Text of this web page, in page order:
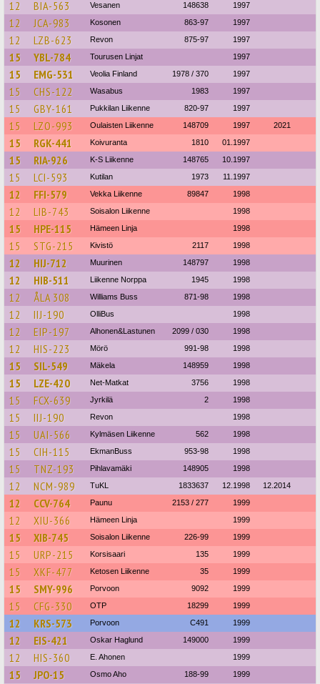
12 BIA-563 Vesanen 148638 1997
12 JCA-983 Kosonen 863-97 1997
12 LZB-623 Revon 875-97 1997
15 YBL-784 Tourusen Linjat 1997
15 EMG-531 Veolia Finland 1978 / 370 1997
15 CHS-122 Wasabus 1983 1997
15 GBY-161 Pukkilan Liikenne 820-97 1997
15 LZO-993 Oulaisten Liikenne 148709 1997 2021
15 RGK-441 Koivuranta 1810 01.1997
15 RIA-926 K-S Liikenne 148765 10.1997
15 LCI-593 Kutilan 1973 11.1997
12 FFI-579 Vekka Liikenne 89847 1998
12 LIB-743 Soisalon Liikenne 1998
15 HPE-115 Hämeen Linja 1998
15 STG-215 Kivistö 2117 1998
12 HIJ-712 Muurinen 148797 1998
12 HIB-511 Liikenne Norppa 1945 1998
12 ÅLA 308 Williams Buss 871-98 1998
12 IIJ-190 OlliBus 1998
12 EIP-197 Alhonen&Lastunen 2099 / 030 1998
12 HIS-223 Mörö 991-98 1998
15 SIL-549 Mäkela 148959 1998
15 LZE-420 Net-Matkat 3756 1998
15 FCX-639 Jyrkilä 2 1998
15 IIJ-190 Revon 1998
15 UAI-566 Kylmäsen Liikenne 562 1998
15 CIH-115 EkmanBuss 953-98 1998
15 TNZ-193 Pihlavamäki 148905 1998
12 NCM-989 TuKL 1833637 12.1998 12.2014
12 CCV-764 Paunu 2153 / 277 1999
12 XIU-366 Hämeen Linja 1999
15 XIB-745 Soisalon Liikenne 226-99 1999
15 URP-215 Korsisaari 135 1999
15 XKF-477 Ketosen Liikenne 35 1999
15 SMY-996 Porvoon 9092 1999
15 CFG-330 OTP 18299 1999
12 KRS-573 Porvoon C491 1999
12 EIS-421 Oskar Haglund 149000 1999
12 HIS-360 E. Ahonen 1999
15 JPO-15 Osmo Aho 188-99 1999